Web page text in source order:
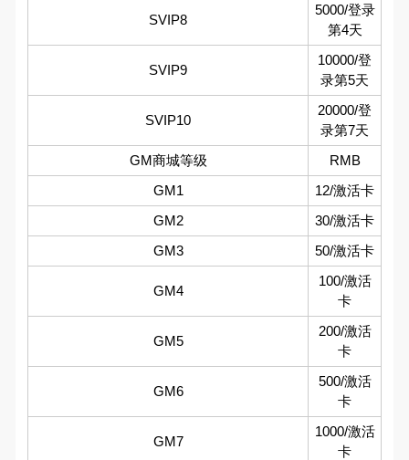
SVIP8
5000/登录
第4天
SVIP9
10000/登
录第5天
SVIP10
20000/登
录第7天
GM商城等级
RMB
GM1
12/激活卡
GM2
30/激活卡
GM3
50/激活卡
GM4
100/激活
卡
GM5
200/激活
卡
GM6
500/激活
卡
GM7
1000/激活
卡